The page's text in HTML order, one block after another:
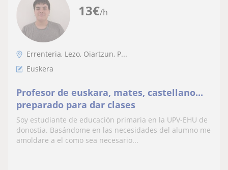
13€/h
Errenteria, Lezo, Oiartzun, P...
Euskera
Profesor de euskara, mates, castellano...
preparado para dar clases
Soy estudiante de educación primaria en la UPV-EHU de
donostia. Basándome en las necesidades del alumno me
amoldare a el como sea necesario...